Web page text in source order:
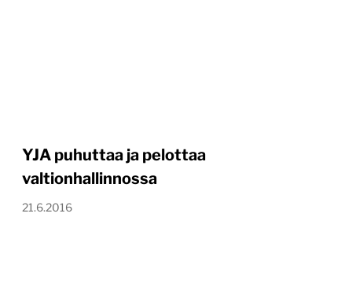
YJA puhuttaa ja pelottaa
valtionhallinnossa
21.6.2016